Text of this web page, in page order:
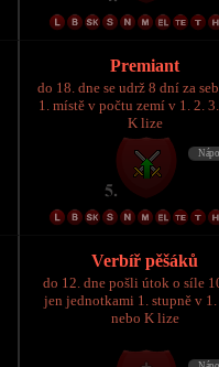
Premiant
do 18. dne se udrž 8 dní za
1. místě v počtu zemí v 1. 2.
K lize
Verbíř pěšáků
do 12. dne pošli útok o síle
jen jednotkami 1. stupně v 1.
nebo K lize